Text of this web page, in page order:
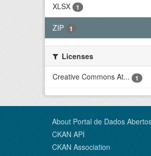
XLSX 1
ZIP 1
Licenses
Creative Commons At...
1
About Portal de Dados
CKAN API
CKAN Association